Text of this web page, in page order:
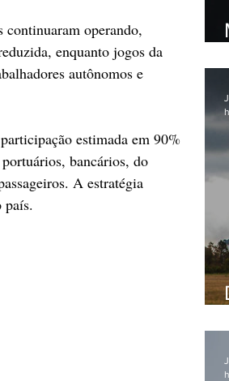
continuaram operando,
enquanto jogos da
autônomos e
estimada em 90%
bancários, do
A estratégia
país.